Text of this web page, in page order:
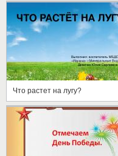
Что растет на лугу?